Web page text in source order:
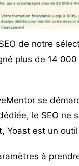
de notre
plus de 14
se
le SEO ne
Yoast est un
à